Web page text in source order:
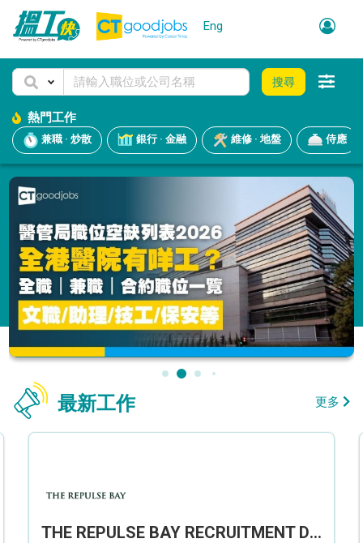
Eng
搜尋
熱門工作
兼職 · 炒散 銀行 · 金融 維修 · 地盤 侍應
最新工作 更多
THE REPULSE BAY RECRUITMENT DAY 淺水灣影灣園人才招聘會